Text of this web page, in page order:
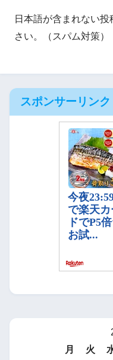
日本語が含まれない
さい。（スパム対策）
スポンサーリンク
月
火